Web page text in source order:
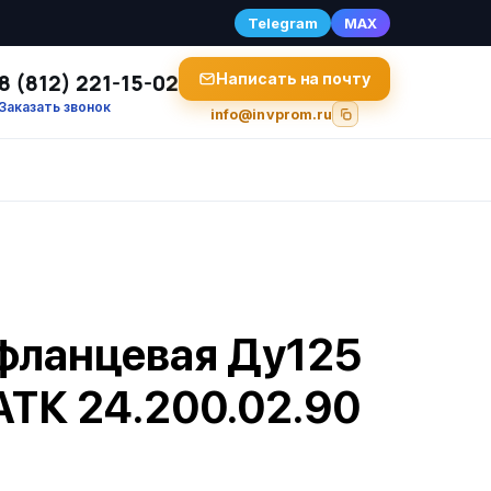
Telegram MAX
(812) 221-15-02
звонок
Написать на почту
info@invprom.ru
Ду125
24.200.02.90